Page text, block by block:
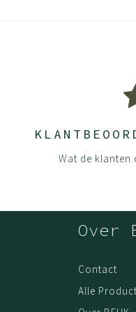
Wat de klanten
Over
Contact
Alle